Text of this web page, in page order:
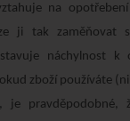
na
ji tak zaměňovat
náchylnost k
zboží používáte
je pravděpodobné,